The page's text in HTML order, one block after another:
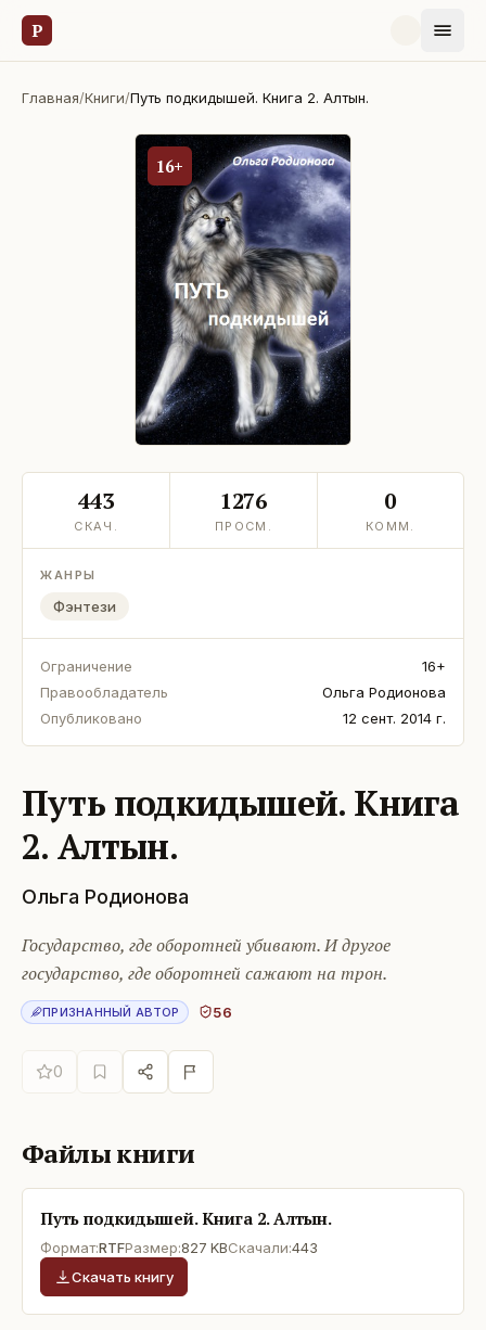
Р
Главная/Книги/Путь подкидышей. Книга 2. Алтын.
16+
443
СКАЧ.
1276
ПРОСМ.
0
КОММ.
ЖАНРЫ
Фэнтези
Ограничение
16+
Правообладатель
Ольга Родионова
Опубликовано
12 сент. 2014 г.
Путь подкидышей. Книга
2. Алтын.
Ольга Родионова
Государство, где оборотней убивают. И другое
государство, где оборотней сажают на трон.
ПРИЗНАННЫЙ АВТОР 56
0
Файлы книги
Путь подкидышей. Книга 2. Алтын.
Формат:RTFРазмер:827 KBСкачали:443
Скачать книгу